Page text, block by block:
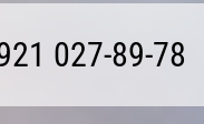
027-89-78